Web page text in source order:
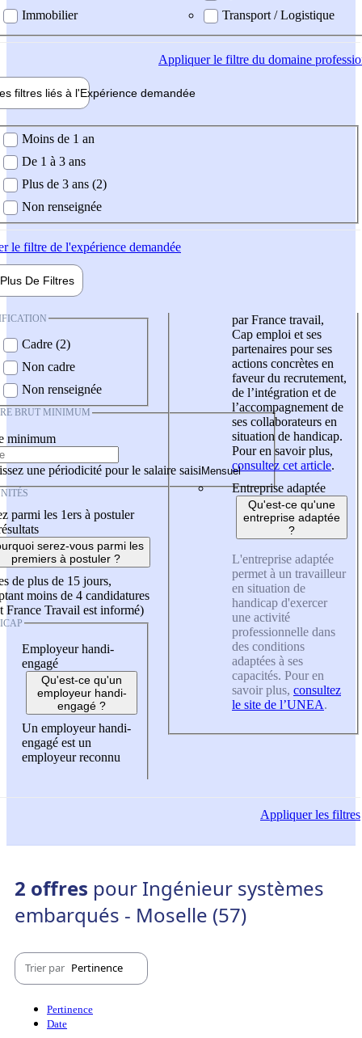
Immobilier
Transport / Logistique
Appliquerle filtre du domaine
filtres liés à l'Expérience demandée
demandée
Moins de 1 an
De 1 à 3 ans
Plus de 3 ans (2)
Non renseignée
le filtre de l'expérience demandée
Plus De Filtres
Cadre (2)
Non cadre
Non renseignée
BRUT MINIMUM
minimum
une périodicité pour le salaire saisi
parmi les 1ers à postuler
serez-vous parmi les
premiers à postuler ?
de plus de 15 jours,
moins de 4 candidatures
France Travail est informé)
Employeur handi-
engagé
Qu'est-ce qu'un
employeur handi-
engagé ?
Un employeur handi-
engagé est un
employeur reconnu
par France travail,
Cap emploi et ses
partenaires pour ses
actions concrètes en
faveur du recrutement,
de l’intégration et de
l’accompagnement de
ses collaborateurs en
situation de handicap.
Pour en savoir plus,
consultez cet article.
Entreprise adaptée
Qu'est-ce qu'une
entreprise adaptée
?
L'entreprise adaptée
permet à un travailleur
en situation de
handicap d'exercer
une activité
professionnelle dans
des conditions
adaptées à ses
capacités. Pour en
savoir plus, consultez
le site de l’UNEA.
Appliquerles filtres
2 offres pour Ingénieur systèmes
embarqués - Moselle (57)
Trier par Pertinence
Pertinence
Date